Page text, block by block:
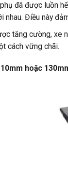
đã được luồn
nhau. Điều này
tăng cường, xe
cách vững chãi.
hoặc